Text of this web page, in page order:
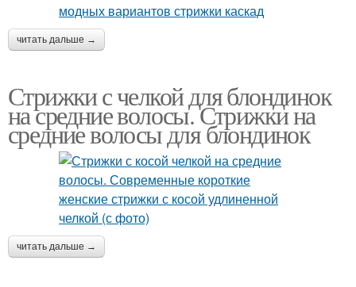
читать дальше →
Стрижки с челкой для блондинок
на средние волосы. Стрижки на
средние волосы для блондинок
читать дальше →